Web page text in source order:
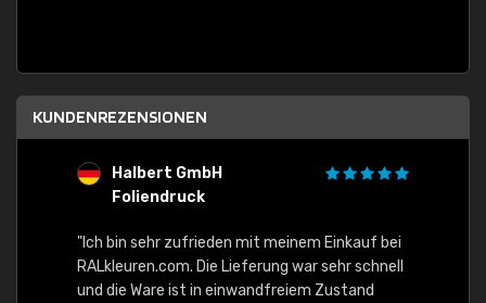
KUNDENREZENSIONEN
Halbert GmbH
Foliendruck
"Ich bin sehr zufrieden mit meinem Einkauf bei
RALkleuren.com. Die Lieferung war sehr schnell
und die Ware ist in einwandfreiem Zustand